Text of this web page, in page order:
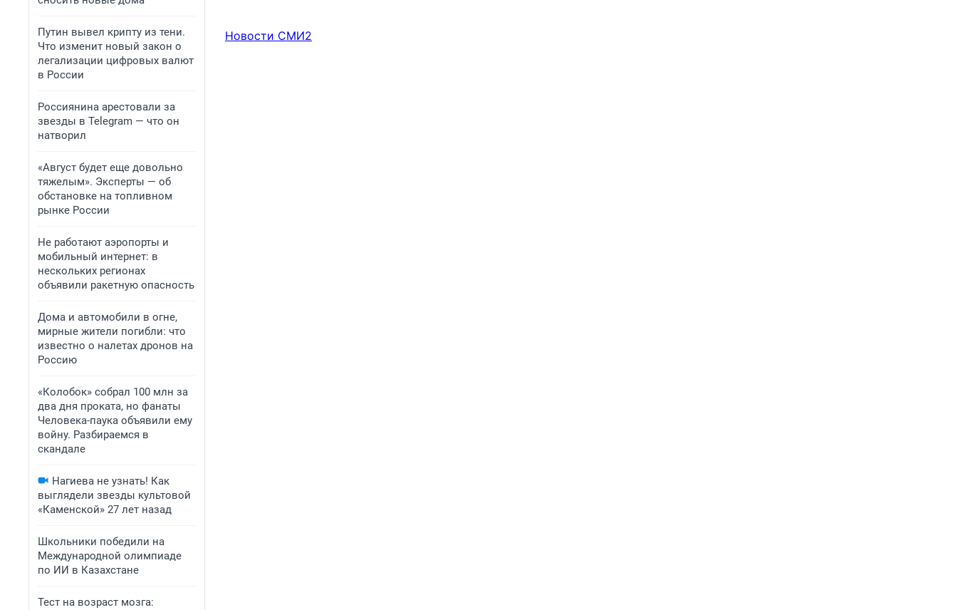
Путин вывел крипту из тени.
Что изменит новый закон о
легализации цифровых валют
в России
Россиянина арестовали за
звезды в Telegram — что он
натворил
«Август будет еще довольно
тяжелым». Эксперты — об
обстановке на топливном
рынке России
Не работают аэропорты и
мобильный интернет: в
нескольких регионах
объявили ракетную опасность
Дома и автомобили в огне,
мирные жители погибли: что
известно о налетах дронов на
Россию
«Колобок» собрал 100 млн за
два дня проката, но фанаты
Человека-паука объявили ему
войну. Разбираемся в
скандале
Нагиева не узнать! Как
выглядели звезды культовой
«Каменской» 27 лет назад
Школьники победили на
Международной олимпиаде
по ИИ в Казахстане
Тест на возраст мозга:
Новости СМИ2